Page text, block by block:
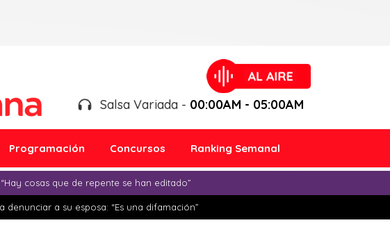
Salsa Variada - 00:00AM - 05:00AM
Programación Concursos Ranking Semanal
cosas que de repente se han editado”
a su esposa: “Es una difamación”